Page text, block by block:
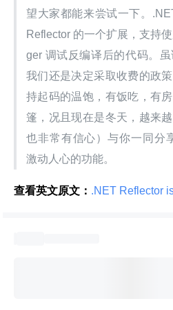
望大家都能来尝试一下。
Reflector 的一个扩展，支持
ger 调试反编译后的代码。
我们还是决定采取收费的政
持起码的温饱，有饭吃，有
篷，况且现在是冬天，越来
也非常有信心）与你一同分
激动人心的功能。
查看英文原文： .NET Reflector